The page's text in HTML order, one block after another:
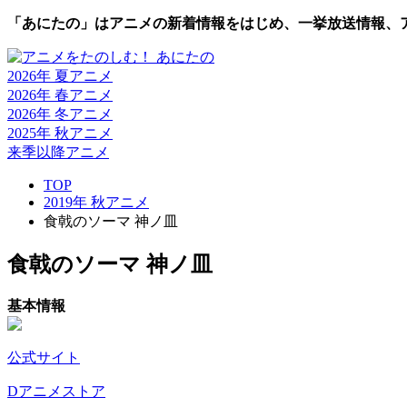
「あにたの」はアニメの新着情報をはじめ、一挙放送情報
2026年 夏アニメ
2026年 春アニメ
2026年 冬アニメ
2025年 秋アニメ
来季以降アニメ
TOP
2019年 秋アニメ
食戟のソーマ 神ノ皿
食戟のソーマ 神ノ皿
基本情報
公式サイト
Dアニメストア